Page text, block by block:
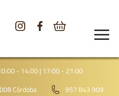
- 14:00 | 17:00 - 21:00
Córdoba
957 843 909